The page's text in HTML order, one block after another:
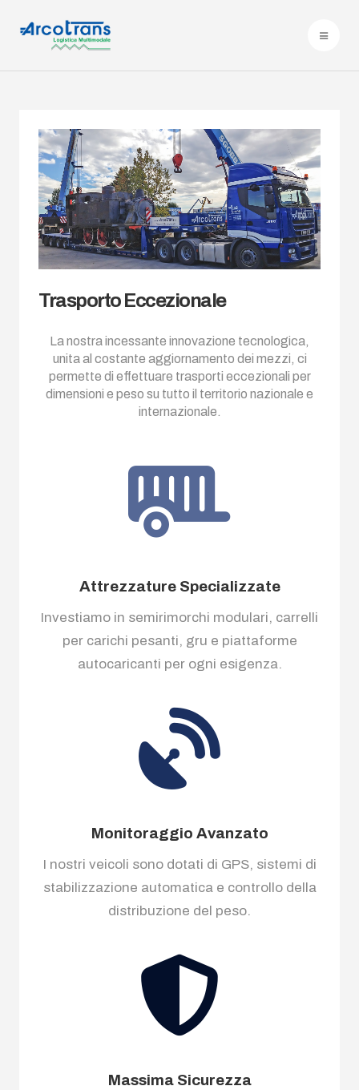
Trasporto Eccezionale
La nostra incessante innovazione tecnologica,
unita al costante aggiornamento dei mezzi, ci
permette di effettuare trasporti eccezionali per
dimensioni e peso su tutto il territorio nazionale e
internazionale.
Attrezzature Specializzate
Investiamo in semirimorchi modulari, carrelli
per carichi pesanti, gru e piattaforme
autocaricanti per ogni esigenza.
Monitoraggio Avanzato
I nostri veicoli sono dotati di GPS, sistemi di
stabilizzazione automatica e controllo della
distribuzione del peso.
Massima Sicurezza